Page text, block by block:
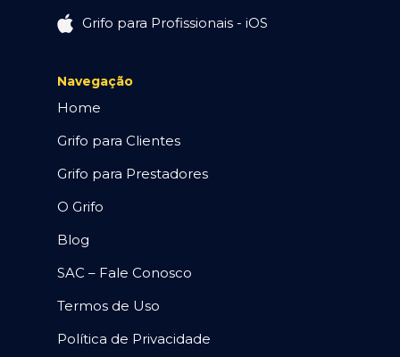
Grifo para Profissionais - iOS
Navegação
Home
Grifo para Clientes
Grifo para Prestadores
O Grifo
Blog
SAC – Fale Conosco
Termos de Uso
Política de Privacidade